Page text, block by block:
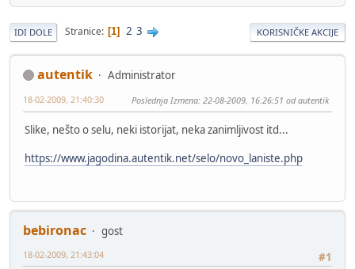
IDI DOLE Stranice 1 2 3 KORISNIČKE AKCIJE
autentik Administrator
18-02-2009, 21:40:30 Poslednja Izmena: 22-08-2009, 16:26:51 od autentik
Slike, nešto o selu, neki istorijat, neka zanimljivost itd...
https://www.jagodina.autentik.net/selo/novo_laniste.php
bebironac
gost
#1
18-02-2009, 21:43:04